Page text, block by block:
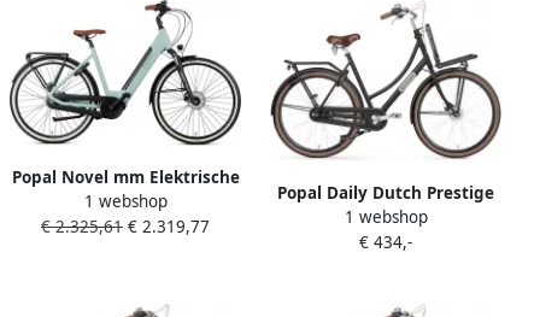
Remmen
Popal Novel mm Elektrische
Fiets E-bike 28 Inch
Damesfiets 47 cm 7
Mintgroen
1 webshop
€ 2.325,61 € 2.319,77
Popal Daily Dutch Prestige
N7 VB Transportfiets
Stadsfiets Aluminium Frame
1 webshop
€ 434,-